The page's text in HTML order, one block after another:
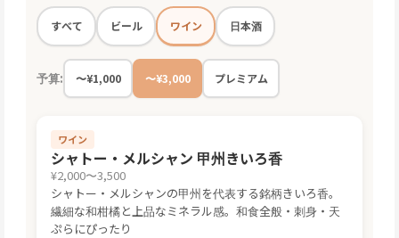
すべて ビール ワイン 日本酒
予算: 〜¥1,000 〜¥3,000 プレミアム
ワイン
シャトー・メルシャン 甲州きいろ香
¥2,000〜3,500
シャトー・メルシャンの甲州を代表する銘柄きいろ香。
繊細な和柑橘と上品なミネラル感。和食全般・刺身・天
ぷらにぴったり